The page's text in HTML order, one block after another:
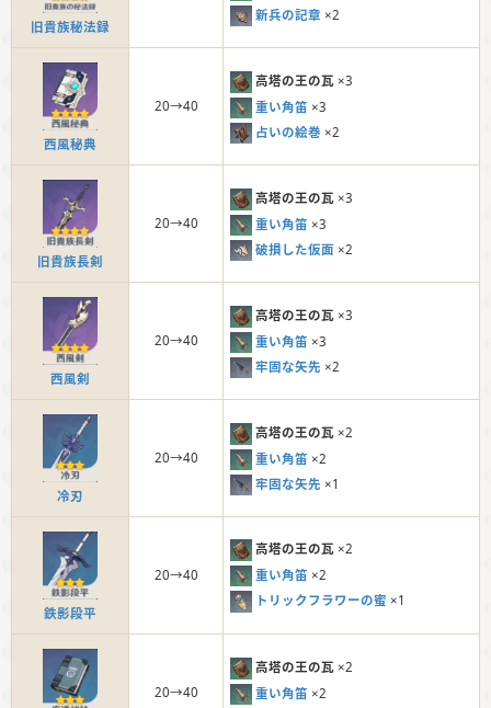
旧貴族秘法録
新兵の記章 ×2
西風秘典
20→40
高塔の王の瓦 ×3
重い角笛 ×3
占いの絵巻 ×2
旧貴族長剣
20→40
高塔の王の瓦 ×3
重い角笛 ×3
破損した仮面 ×2
西風剣
20→40
高塔の王の瓦 ×3
重い角笛 ×3
牢固な矢先 ×2
冷刃
20→40
高塔の王の瓦 ×2
重い角笛 ×2
牢固な矢先 ×1
鉄影段平
20→40
高塔の王の瓦 ×2
重い角笛 ×2
トリックフラワーの蜜 ×1
20→40
高塔の王の瓦 ×2
重い角笛 ×2